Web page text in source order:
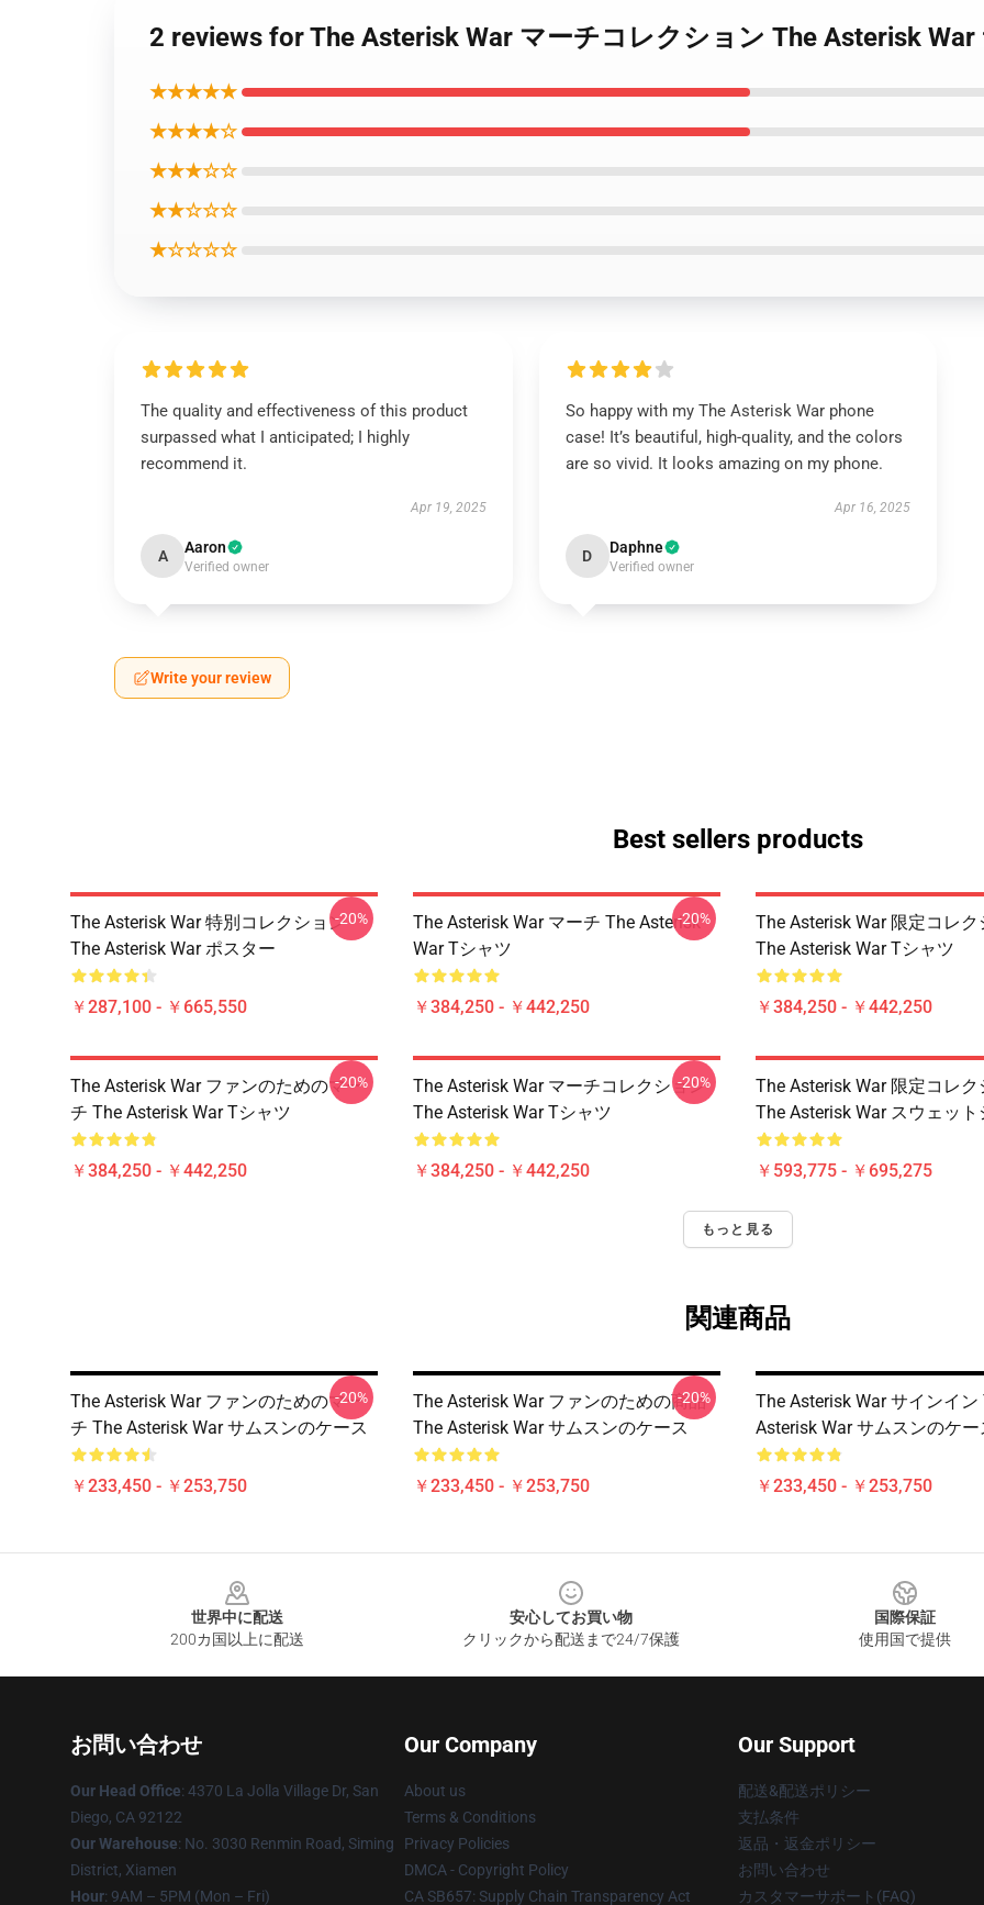
2 reviews for The Asterisk War マーチコレクション The Asterisk
★★★★★
★★★★☆
★★★☆☆
★★☆☆☆
★☆☆☆☆
The quality and effectiveness of this product
surpassed what I anticipated; I highly
recommend it.
Apr 19, 2025
A Aaron
Verified owner
So happy with my The Asterisk War phone
case! It’s beautiful, high-quality, and the colors
are so vivid. It looks amazing on my phone.
Apr 16, 2025
D Daphne
Verified owner
Write your review
Best sellers products
The Asterisk War 特別コレクション
The Asterisk War ポスター
￥287,100 - ￥665,550
-20%
The Asterisk War マーチ The Asterisk
War Tシャツ
￥384,250 - ￥442,250
-20%
The Asterisk War 限定コレク
The Asterisk War Tシャツ
￥384,250 - ￥442,250
The Asterisk War ファンのためのマー
チ The Asterisk War Tシャツ
￥384,250 - ￥442,250
-20%
The Asterisk War マーチコレクション
The Asterisk War Tシャツ
￥384,250 - ￥442,250
-20%
The Asterisk War 限定コレク
The Asterisk War スウェット
￥593,775 - ￥695,275
もっと見る
関連商品
The Asterisk War ファンのためのマー
チ The Asterisk War サムスンのケース
￥233,450 - ￥253,750
-20%
The Asterisk War ファンのための商品
The Asterisk War サムスンのケース
￥233,450 - ￥253,750
-20%
The Asterisk War サインイン
Asterisk War サムスンのケー
￥233,450 - ￥253,750
世界中に配送
200カ国以上に配送
安心してお買い物
クリックから配送まで24/7保護
国際保証
使用国で提供
お問い合わせ
Our Head Office: 4370 La Jolla Village Dr, San
Diego, CA 92122
Our Warehouse: No. 3030 Renmin Road, Siming
District, Xiamen
Hour: 9AM – 5PM (Mon – Fri)
Our Company
About us
Terms & Conditions
Privacy Policies
DMCA - Copyright Policy
CA SB657: Supply Chain Transparency Act
Our Support
配送&配送ポリシー
支払条件
返品・返金ポリシー
お問い合わせ
カスタマーサポート(FAQ)